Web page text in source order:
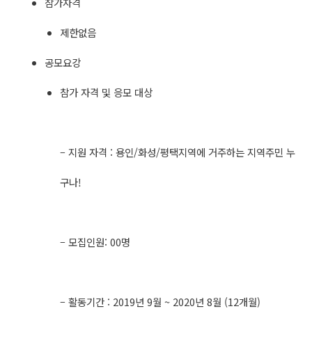
제한없음
공모요강
참가 자격 및 응모 대상
– 지원 자격 : 용인/화성/평택지역에 거주하는 지역주민 누
구나!
– 모집인원: 00명
– 활동기간 : 2019년 9월 ~ 2020년 8월 (12개월)